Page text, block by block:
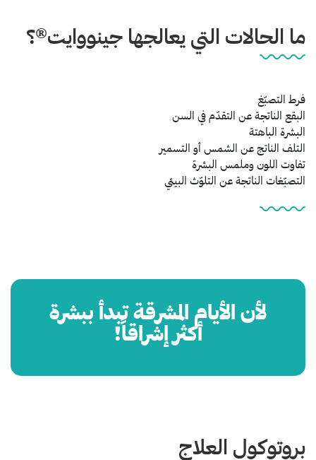
ما الحالات التي يعالجها جينووايت®؟
فرط التصبّغ
البقع الناتجة عن التقدّم في السن
البشرة الباهتة
التلف الناتج عن الشمس أو التسمير
تفاوت اللون وملمس البشرة
التصبّغات الناتجة عن التلوّث البيئي
لأن الأيام المشرقة تبدأ ببشرة
أكثر إشراقاً!
بروتوكول العلاج